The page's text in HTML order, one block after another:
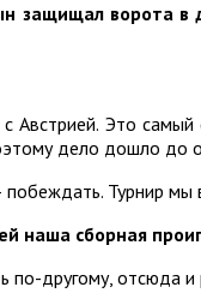
защищал ворота
Австрией. Это
дело дошло до
Турнир
сборная
по-другому, отсюда